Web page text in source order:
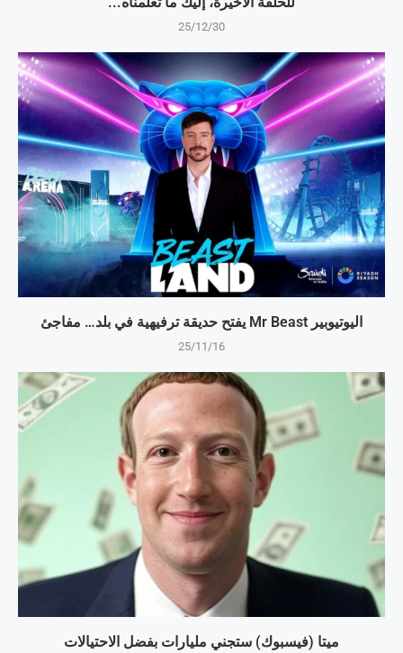
25/12/30
اليوتيوبير Mr Beast يفتح حديقة ترفيهية في بلد… مفاجئ
25/11/16
ميتا (فيسبوك) ستجني مليارات بفضل الاحتيالات